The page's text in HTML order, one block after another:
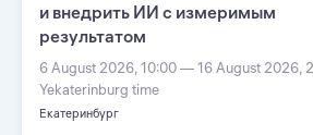
и внедрить ИИ с измеримым
результатом
6 August 2026, 10:00 — 16 August 2026,
Yekaterinburg time
Екатеринбург